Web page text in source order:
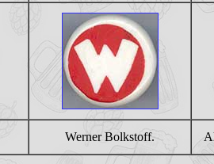
Werner Bolkstoff.